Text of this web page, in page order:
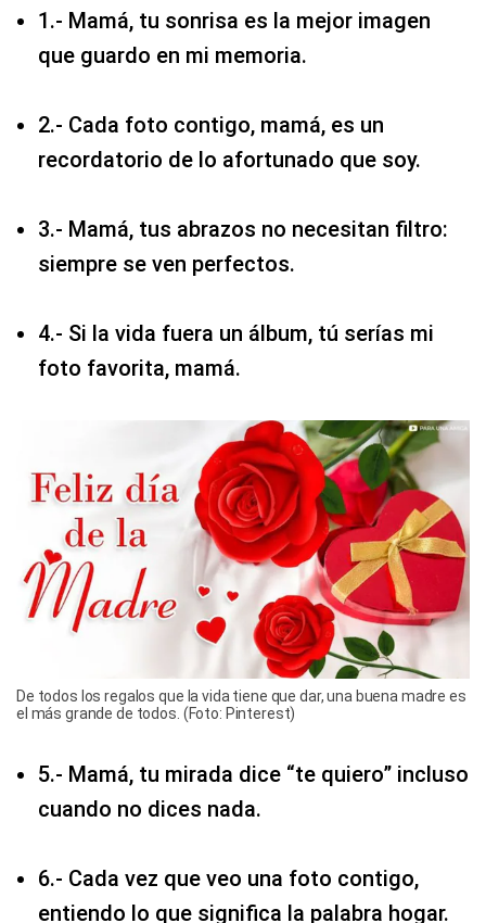
1.- Mamá, tu sonrisa es la mejor imagen
que guardo en mi memoria.
2.- Cada foto contigo, mamá, es un
recordatorio de lo afortunado que soy.
3.- Mamá, tus abrazos no necesitan filtro:
siempre se ven perfectos.
4.- Si la vida fuera un álbum, tú serías mi
foto favorita, mamá.
De todos los regalos que la vida tiene que dar, una buena madre es
el más grande de todos. (Foto: Pinterest)
5.- Mamá, tu mirada dice “te quiero” incluso
cuando no dices nada.
6.- Cada vez que veo una foto contigo,
entiendo lo que significa la palabra hogar.